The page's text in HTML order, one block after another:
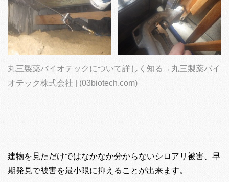
丸三製薬バイオテックについて詳しく知る→ 丸三製薬バイ
オテック株式会社 | (03biotech.com)
建物を見ただけではなかなか分からないシロアリ被害、早
期発見で被害を最小限に抑えることが出来ます。